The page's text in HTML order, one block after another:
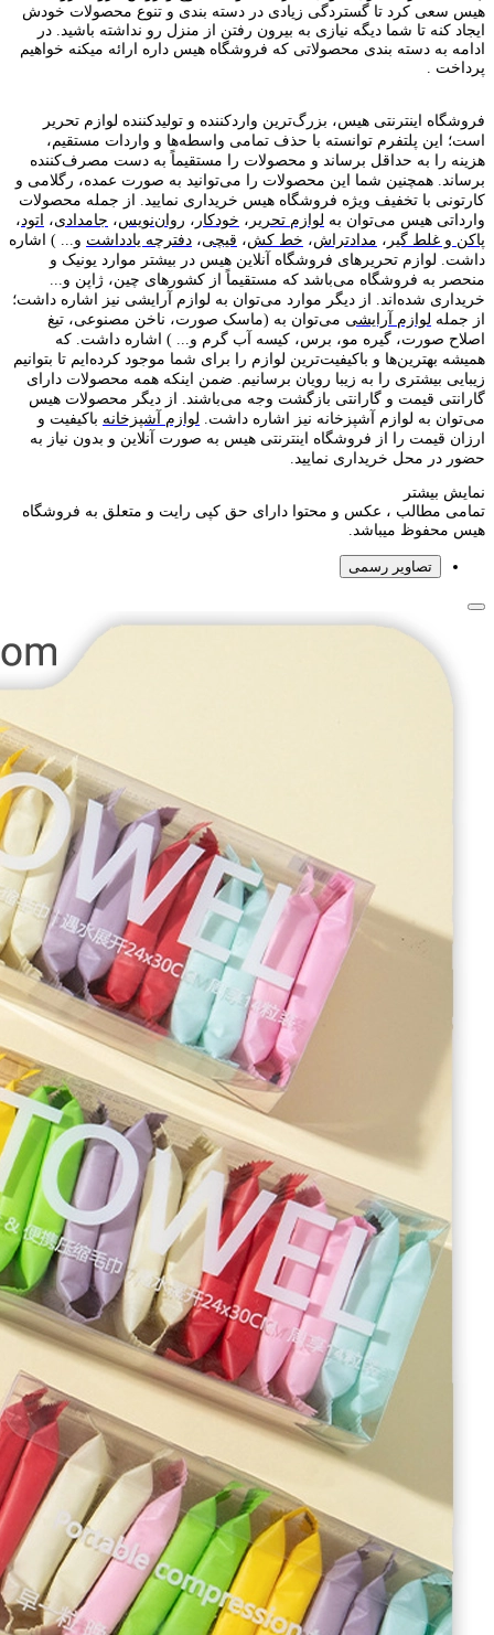
هیس سعی کرد تا گستردگی زیادی در دسته بندی و تنوع محصولات خودش
ایجاد کنه تا شما دیگه نیازی به بیرون رفتن از منزل رو نداشته باشید. در
ادامه به دسته بندی محصولاتی که فروشگاه هیس داره ارائه میکنه خواهیم
پرداخت .
فروشگاه اینترنتی هیس، بزرگ‌ترین وارد‌کننده و تولید‌کننده لوازم تحریر
است؛ این پلتفرم توانسته با حذف تمامی واسطه‌ها و واردات مستقیم،
هزینه را به حداقل برساند و محصولات را مستقیماً به دست مصرف‌کننده
برساند. همچنین شما این محصولات را می‌توانید به صورت عمده، رگلامی و
کارتونی با تخفیف ویژه فروشگاه هیس خریداری نمایید. از جمله محصولات
وارداتی هیس می‌توان به لوازم تحریر ، خودکار ، روان‌نویس، جامدادی، اتود،
پاکن و غلط گیر ، مدادتراش، خط کش، قیچی، دفترچه یادداشت و... ) اشاره
داشت. لوازم تحریر‌های فروشگاه آنلاین هیس در بیشتر موارد یونیک و
منحصر به فروشگاه می‌باشد که مستقیماً از کشور‌های چین، ژاپن و...
خریداری شده‌اند. از دیگر موارد می‌توان به لوازم آرایشی نیز اشاره داشت؛
از جمله لوازم آرایشی می‌توان به (ماسک صورت، ناخن مصنوعی، تیغ
اصلاح صورت، گیره مو، برس، کیسه آب گرم و... ) اشاره داشت. که
همیشه بهترین‌ها و باکیفیت‌ترین لوازم را برای شما موجود کرده‌ایم تا بتوانیم
زیبایی بیشتری را به زیبا رویان برسانیم. ضمن اینکه همه محصولات دارای
گارانتی قیمت و گارانتی بازگشت وجه می‌باشند. از دیگر محصولات هیس
می‌توان به لوازم آشپزخانه نیز اشاره داشت. لوازم آشپزخانه باکیفیت و
ارزان قیمت را از فروشگاه اینترنتی هیس به صورت آنلاین و بدون نیاز به
حضور در محل خریداری نمایید.
نمایش بیشتر
تمامی مطالب ، عکس و محتوا دارای حق کپی رایت و متعلق به فروشگاه
هیس محفوظ میباشد.
تصاویر رسمی